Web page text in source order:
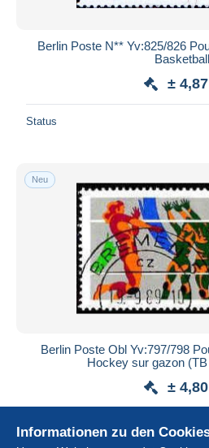
Berlin Poste N** Yv:825/826
Basketball
±
Status
Neu
Berlin Poste Obl Yv:797/798
Hockey sur gazon
±
Status
Informationen zu den